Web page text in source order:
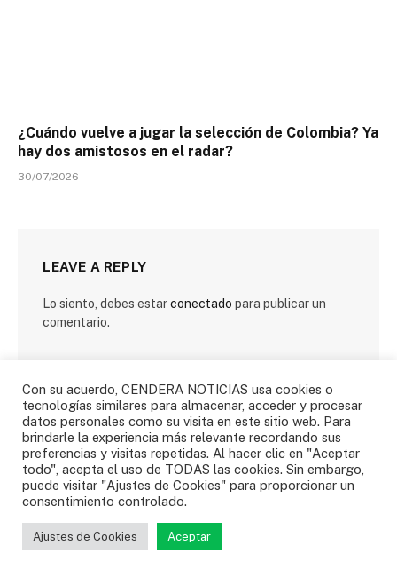
¿Cuándo vuelve a jugar la selección de Colombia? Ya
hay dos amistosos en el radar?
30/07/2026
LEAVE A REPLY
Lo siento, debes estarconectado para publicar un
comentario.
SIGUENOS
Con su acuerdo, CENDERA NOTICIAS usa cookies o
tecnologías similares para almacenar, acceder y procesar
datos personales como su visita en este sitio web. Para
brindarle la experiencia más relevante recordando sus
preferencias y visitas repetidas. Al hacer clic en "Aceptar
todo", acepta el uso de TODAS las cookies. Sin embargo,
puede visitar "Ajustes de Cookies" para proporcionar un
consentimiento controlado.
Ajustes de Cookies Aceptar